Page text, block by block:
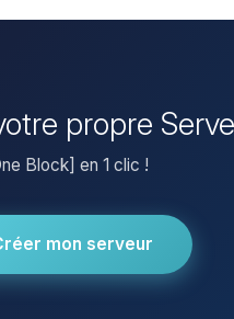
propre
Block] en 1 clic !
mon serveur